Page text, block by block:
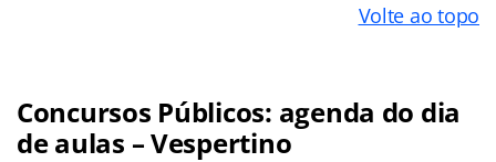
Volte ao topo
Concursos Públicos: agenda do dia
de aulas – Vespertino